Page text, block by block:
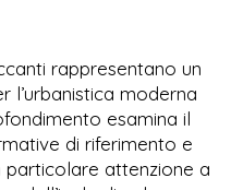
rappresentano un
l’urbanistica moderna
esamina il
di riferimento e
particolare attenzione a